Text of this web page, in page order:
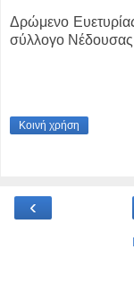
Δρώμενο
σύλλογο Νέδουσας
Κοινή χρήση
‹